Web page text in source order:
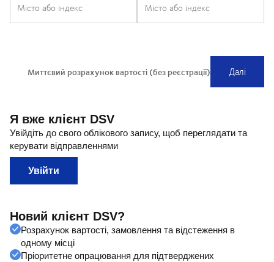
Я вже клієнт DSV
Увійдіть до свого облікового запису, щоб переглядати та
керувати відправленнями
Увійти
Новий клієнт DSV?
Розрахунок вартості, замовлення та відстеження в
одному місці
Пріоритетне опрацювання для підтверджених